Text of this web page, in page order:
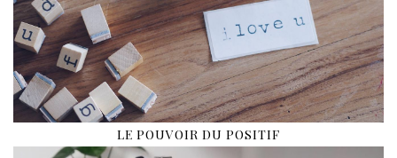
LE POUVOIR DU POSITIF